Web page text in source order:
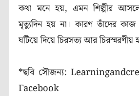
কথা মনে হয়, এমন শিল্পীর
মৃত্যুদিন হয় না। কারণ তাঁদের
ঘটিয়ে দিয়ে চিরসত্য আর চিরস্মরণীয়
*ছবি সৌজন্য:
Facebook